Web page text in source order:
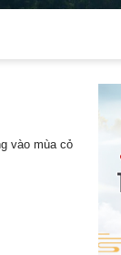
vào mùa cỏ